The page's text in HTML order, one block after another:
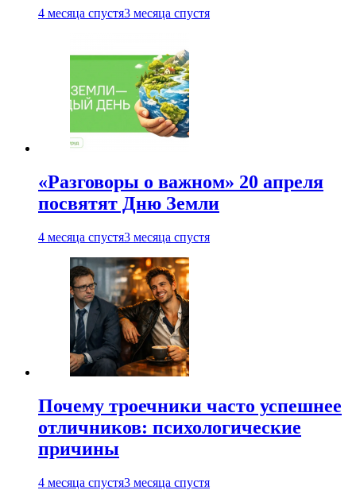
4 месяца спустя3 месяца спустя
«Разговоры о важном» 20 апреля
посвятят Дню Земли
4 месяца спустя3 месяца спустя
Почему троечники часто успешнее
отличников: психологические
причины
4 месяца спустя3 месяца спустя